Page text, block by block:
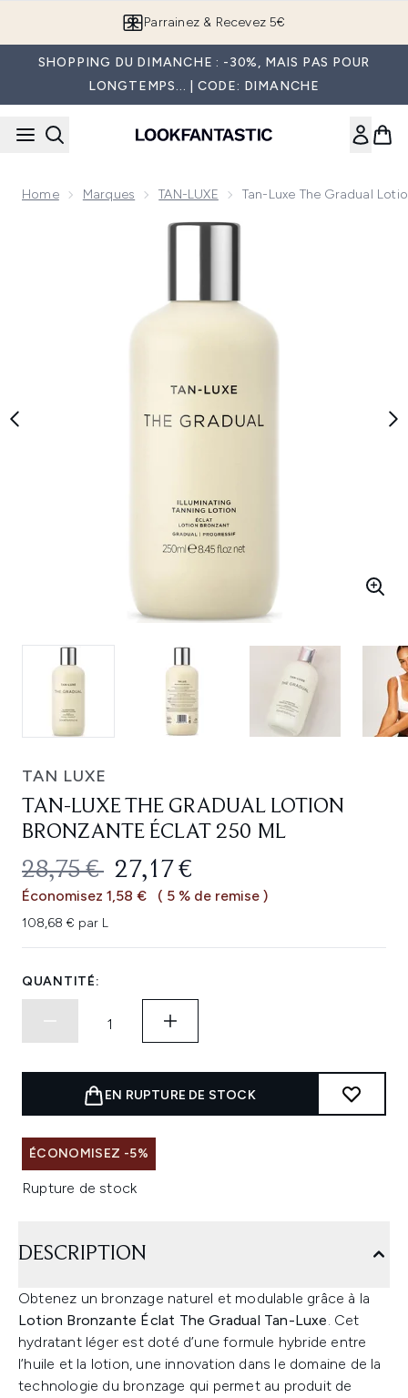
Parrainez & Recevez 5€
SHOPPING DU DIMANCHE : -30%, MAIS PAS POUR
LONGTEMPS... | CODE: DIMANCHE
Home Marques TAN-LUXE Tan-Luxe The Gradual
Now showing image 1 Tan-Luxe The Gradual Lotion
TAN LUXE
TAN-LUXE THE GRADUAL LOTION
BRONZANTE ÉCLAT 250 ML
PRIX DE VENTE :
28,75 € PRIX ​​ACTUEL :
27,17 €
Économisez 1,58 € ( 5 % de remise )
108,68 € par L
QUANTITÉ:
EN RUPTURE DE STOCK
ÉCONOMISEZ -5%
Rupture de stock
DESCRIPTION
Obtenez un bronzage naturel et modulable grâce à la
Lotion Bronzante Éclat The Gradual Tan-Luxe. Cet
hydratant léger est doté d’une formule hybride entre
l’huile et la lotion, une innovation dans le domaine de la
technologie du bronzage qui permet au produit de